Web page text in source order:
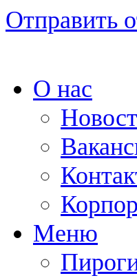
Отправить
О нас
Меню